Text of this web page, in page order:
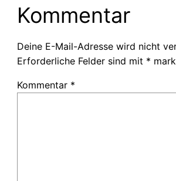
Kommentar
Deine E-Mail-Adresse wird nicht
Erforderliche Felder sind mit *
Kommentar *